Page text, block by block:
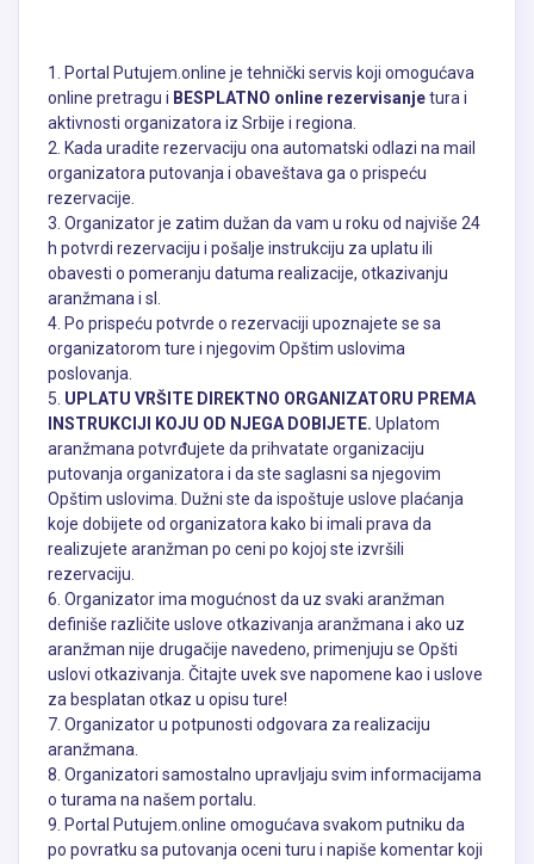
1. Portal Putujem.online je tehnički servis koji omogućava
online pretragu i BESPLATNO online rezervisanjetura i
aktivnosti organizatora iz Srbije i regiona.
2. Kada uradite rezervaciju ona automatski odlazi na mail
organizatora putovanja i obaveštava ga o prispeću
rezervacije.
3. Organizator je zatim dužan da vam u roku od najviše 24
h potvrdi rezervaciju i pošalje instrukciju za uplatu ili
obavesti o pomeranju datuma realizacije, otkazivanju
aranžmana i sl.
4. Po prispeću potvrde o rezervaciji upoznajete se sa
organizatorom ture i njegovim Opštim uslovima
poslovanja.
5. UPLATU VRŠITE DIREKTNO ORGANIZATORU PREMA
INSTRUKCIJI KOJU OD NJEGA DOBIJETE. Uplatom
aranžmana potvrđujete da prihvatate organizaciju
putovanja organizatora i da ste saglasni sa njegovim
Opštim uslovima. Dužni ste da ispoštuje uslove plaćanja
koje dobijete od organizatora kako bi imali prava da
realizujete aranžman po ceni po kojoj ste izvršili
rezervaciju.
6. Organizator ima mogućnost da uz svaki aranžman
definiše različite uslove otkazivanja aranžmana i ako uz
aranžman nije drugačije navedeno, primenjuju se Opšti
uslovi otkazivanja. Čitajte uvek sve napomene kao i uslove
za besplatan otkaz u opisu ture!
7. Organizator u potpunosti odgovara za realizaciju
aranžmana.
8. Organizatori samostalno upravljaju svim informacijama
o turama na našem portalu.
9. Portal Putujem.online omogućava svakom putniku da
po povratku sa putovanja oceni turu i napiše komentar koji